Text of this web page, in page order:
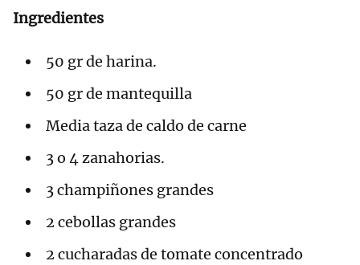
Ingredientes
50 gr de harina.
50 gr de mantequilla
Media taza de caldo de carne
3 o 4 zanahorias.
3 champiñones grandes
2 cebollas grandes
2 cucharadas de tomate concentrado